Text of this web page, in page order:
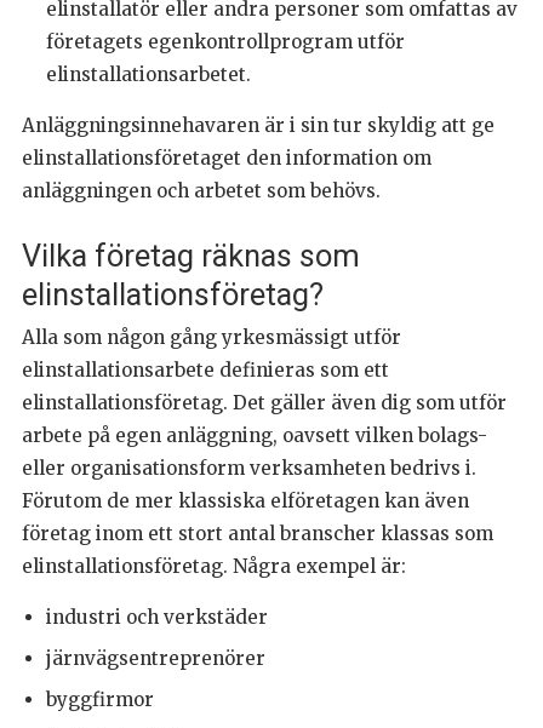
elinstallatör eller andra personer som omfattas av
företagets egenkontrollprogram utför
elinstallationsarbetet.
Anläggningsinnehavaren är i sin tur skyldig att ge
elinstallationsföretaget den information om
anläggningen och arbetet som behövs.
Vilka företag räknas som
elinstallationsföretag?
Alla som någon gång yrkesmässigt utför
elinstallationsarbete definieras som ett
elinstallationsföretag. Det gäller även dig som utför
arbete på egen anläggning, oavsett vilken bolags-
eller organisationsform verksamheten bedrivs i.
Förutom de mer klassiska elföretagen kan även
företag inom ett stort antal branscher klassas som
elinstallationsföretag. Några exempel är:
industri och verkstäder
järnvägsentreprenörer
byggfirmor